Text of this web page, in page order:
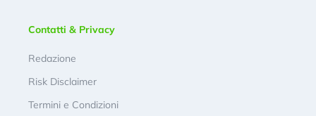
Contatti & Privacy
Redazione
Risk Disclaimer
Termini e Condizioni